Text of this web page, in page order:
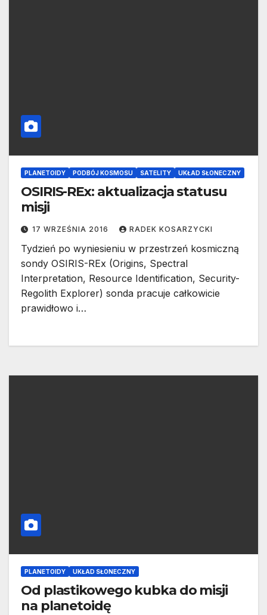
PLANETOIDY PODBÓJ KOSMOSU SATELITY UKŁAD SŁONECZNY
OSIRIS-REx: aktualizacja statusu
misji
17 WRZEŚNIA 2016 RADEK KOSARZYCKI
Tydzień po wyniesieniu w przestrzeń kosmiczną
sondy OSIRIS-REx (Origins, Spectral
Interpretation, Resource Identification, Security-
Regolith Explorer) sonda pracuje całkowicie
prawidłowo i…
PLANETOIDY UKŁAD SŁONECZNY
Od plastikowego kubka do misji
na planetoidę